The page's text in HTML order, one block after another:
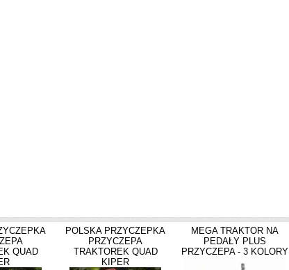
QUAD
POLSKA PRZYCZEPKA
PRZYCZEPA
TRAKTOREK QUAD
KIPER
MEGA TRAKTOR NA
PEDAŁY PLUS
PRZYCZEPA - 3 KOLORY